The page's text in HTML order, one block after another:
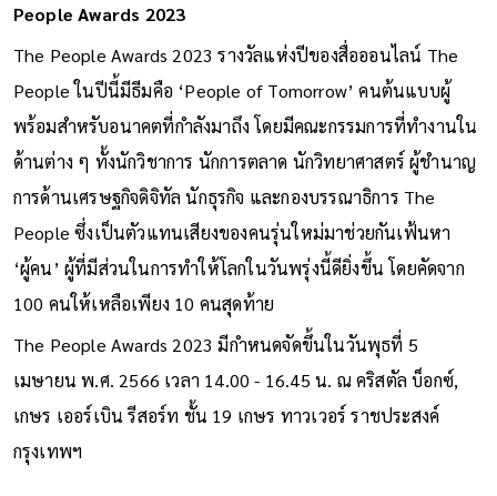
People Awards 2023
The People Awards 2023 รางวัลแห่งปีของสื่อออนไลน์ The
People ในปีนี้มีธีมคือ ‘People of Tomorrow’ คนต้นแบบผู้
พร้อมสำหรับอนาคตที่กำลังมาถึง โดยมีคณะกรรมการที่ทำงานใน
ด้านต่าง ๆ ทั้งนักวิชาการ นักการตลาด นักวิทยาศาสตร์ ผู้ชำนาญ
การด้านเศรษฐกิจดิจิทัล นักธุรกิจ และกองบรรณาธิการ The
People ซึ่งเป็นตัวแทนเสียงของคนรุ่นใหม่มาช่วยกันเฟ้นหา
‘ผู้คน’ ผู้ที่มีส่วนในการทำให้โลกในวันพรุ่งนี้ดียิ่งขึ้น โดยคัดจาก
100 คนให้เหลือเพียง 10 คนสุดท้าย
The People Awards 2023 มีกำหนดจัดขึ้นในวันพุธที่ 5
เมษายน พ.ศ. 2566 เวลา 14.00 - 16.45 น. ณ คริสตัล บ็อกซ์,
เกษร เออร์เบิน รีสอร์ท ชั้น 19 เกษร ทาวเวอร์ ราชประสงค์
กรุงเทพฯ